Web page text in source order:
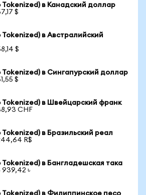
Tokenized) в Канадский доллар
$
в Австралийский
$
Tokenized) в Сингапурский доллар
$
Tokenized) в Швейцарский франк
CHF
в Бразильский реал
R$
в Бангладешская така
939,42 ৳
Tokenized) в Филиппинское песо